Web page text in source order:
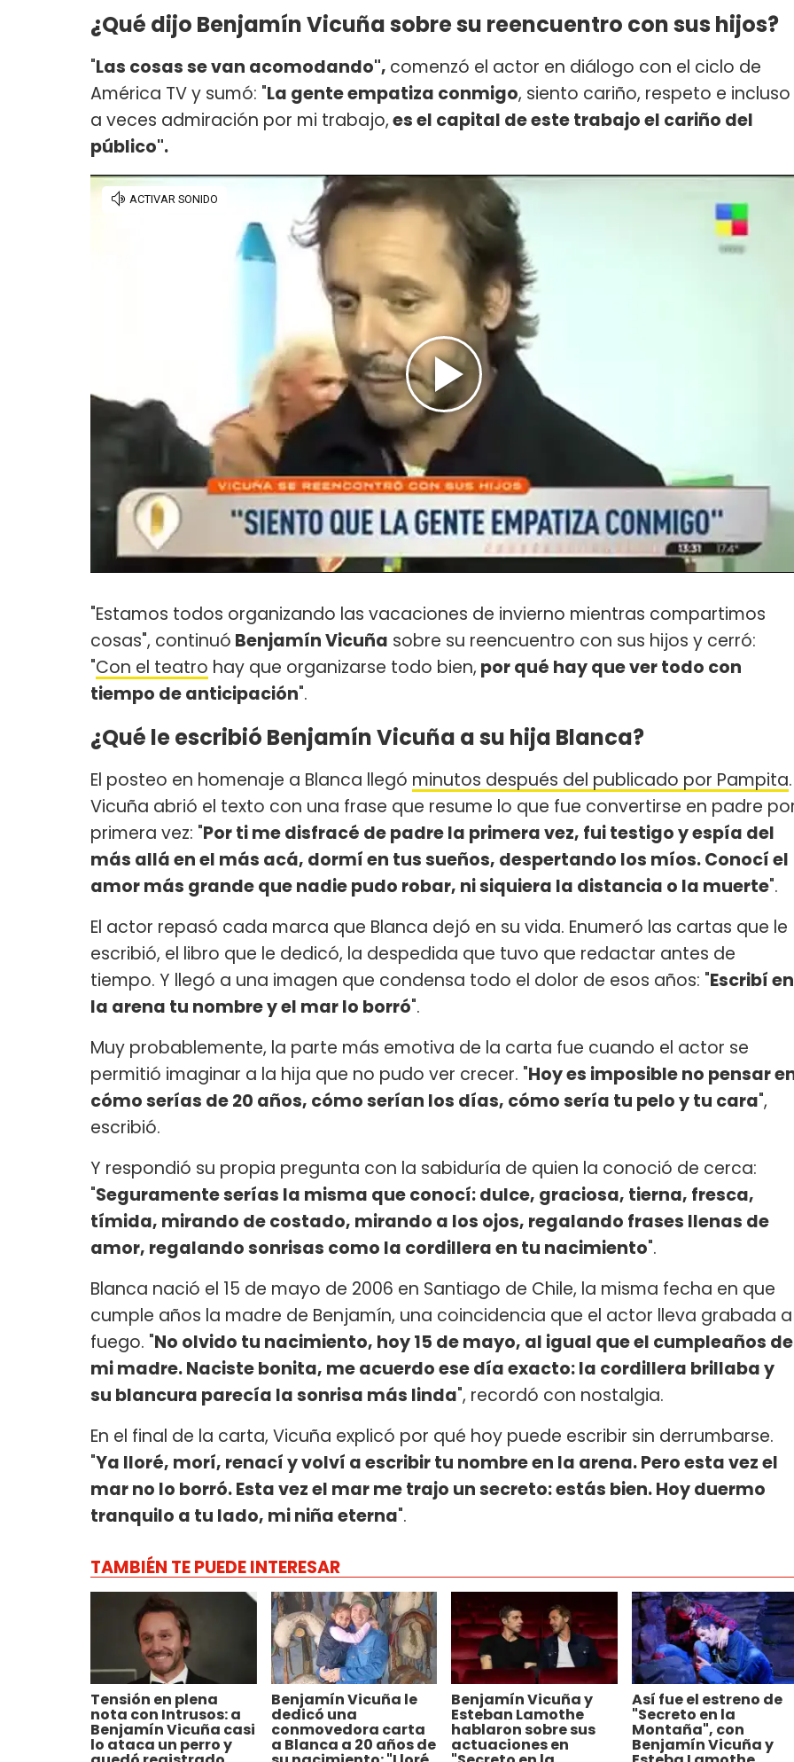
¿Qué dijo Benjamín Vicuña sobre su reencuentro con sus hijos?
"Las cosas se van acomodando", comenzó el actor en diálogo con el ciclo de
América TV y sumó: "La gente empatiza conmigo, siento cariño, respeto e incluso
a veces admiración por mi trabajo,es el capital de este trabajo el cariño del
público".
"Estamos todos organizando las vacaciones de invierno mientras compartimos
cosas", continuó Benjamín Vicuña sobre su reencuentro con sus hijos y cerró:
"Con el teatro hay que organizarse todo bien, por qué hay que ver todo con
tiempo de anticipación".
¿Qué le escribió Benjamín Vicuña a su hija Blanca?
El posteo en homenaje a Blanca llegó minutos después del publicado por Pampita.
Vicuña abrió el texto con una frase que resume lo que fue convertirse en padre
primera vez: "Por ti me disfracé de padre la primera vez, fui testigo y espía del
más allá en el más acá, dormí en tus sueños, despertando los míos. Conocí el
amor más grande que nadie pudo robar, ni siquiera la distancia o la muerte".
El actor repasó cada marca que Blanca dejó en su vida. Enumeró las cartas que le
escribió, el libro que le dedicó, la despedida que tuvo que redactar antes de
tiempo. Y llegó a una imagen que condensa todo el dolor de esos años: "Escribí en
la arena tu nombre y el mar lo borró".
Muy probablemente, la parte más emotiva de la carta fue cuando el actor se
permitió imaginar a la hija que no pudo ver crecer. "Hoy es imposible no pensar
cómo serías de 20 años, cómo serían los días, cómo sería tu pelo y tu cara",
escribió.
Y respondió su propia pregunta con la sabiduría de quien la conoció de cerca:
"Seguramente serías la misma que conocí: dulce, graciosa, tierna, fresca,
tímida, mirando de costado, mirando a los ojos, regalando frases llenas de
amor, regalando sonrisas como la cordillera en tu nacimiento".
Blanca nació el 15 de mayo de 2006 en Santiago de Chile, la misma fecha en que
cumple años la madre de Benjamín, una coincidencia que el actor lleva grabada a
fuego. "No olvido tu nacimiento, hoy 15 de mayo, al igual que el cumpleaños de
mi madre. Naciste bonita, me acuerdo ese día exacto: la cordillera brillaba y
su blancura parecía la sonrisa más linda", recordó con nostalgia.
En el final de la carta, Vicuña explicó por qué hoy puede escribir sin derrumbarse.
"Ya lloré, morí, renací y volví a escribir tu nombre en la arena. Pero esta vez el
mar no lo borró. Esta vez el mar me trajo un secreto: estás bien. Hoy duermo
tranquilo a tu lado, mi niña eterna".
TAMBIÉN TE PUEDE INTERESAR
Tensión en plena
nota con Intrusos: a
Benjamín Vicuña casi
lo ataca un perro y
Benjamín Vicuña le
dedicó una
conmovedora carta
a Blanca a 20 años de
Benjamín Vicuña y
Esteban Lamothe
hablaron sobre sus
actuaciones en
Así fue el estreno de
"Secreto en la
Montaña", con
Benjamín Vicuña y